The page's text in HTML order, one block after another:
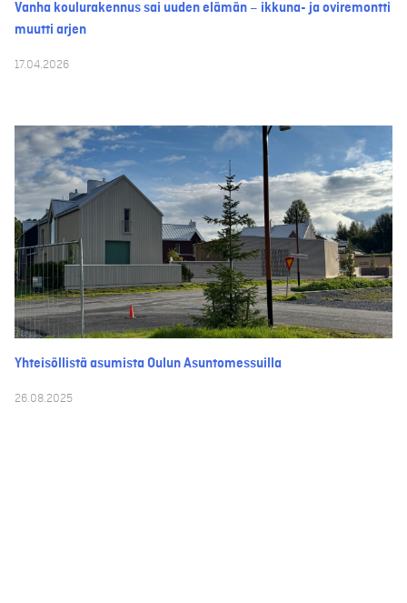
Vanha koulurakennus sai uuden elämän – ikkuna- ja oviremontti
muutti arjen
17.04.2026
Yhteisöllistä asumista Oulun Asuntomessuilla
26.08.2025